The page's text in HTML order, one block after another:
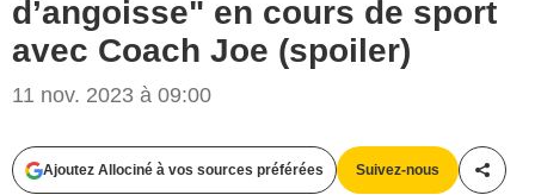
d’angoisse" en cours de sport
avec Coach Joe (spoiler)
11 nov. 2023 à 09:00
Ajoutez Allociné à vos sources préférées Suivez-nous
Capture d'écran live Star Academy My TF1 MAX